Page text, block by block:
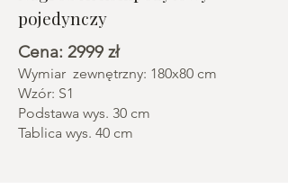
pojedynczy
Cena: 2999 zł
Wymiar zewnętrzny: 180x80 cm
Wzór: S1
Podstawa wys. 30 cm
Tablica wys. 40 cm